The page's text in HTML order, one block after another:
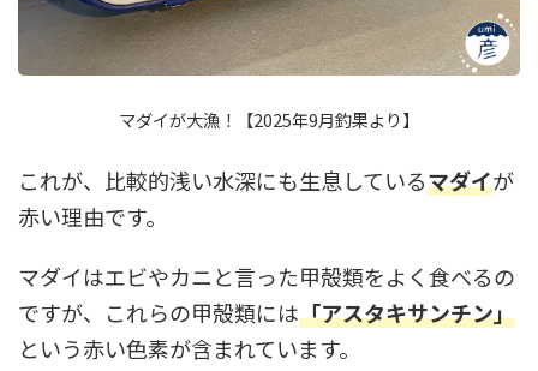
マダイが大漁！【2025年9月釣果より】
これが、比較的浅い水深にも生息しているマダイが
赤い理由です。
マダイはエビやカニと言った甲殻類をよく食べるの
ですが、これらの甲殻類には「アスタキサンチン」
という赤い色素が含まれています。